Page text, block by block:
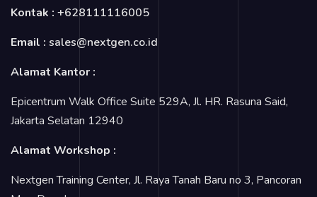
Kontak : +628111116005
Email : sales@nextgen.co.id
Alamat Kantor :
Epicentrum Walk Office Suite 529A, Jl. HR. Rasuna Said,
Jakarta Selatan 12940
Alamat Workshop :
Nextgen Training Center, Jl. Raya Tanah Baru no 3, Pancoran